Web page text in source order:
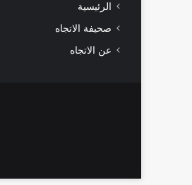
الرئيسية
صحيفة الاتجاه
عن الاتجاه